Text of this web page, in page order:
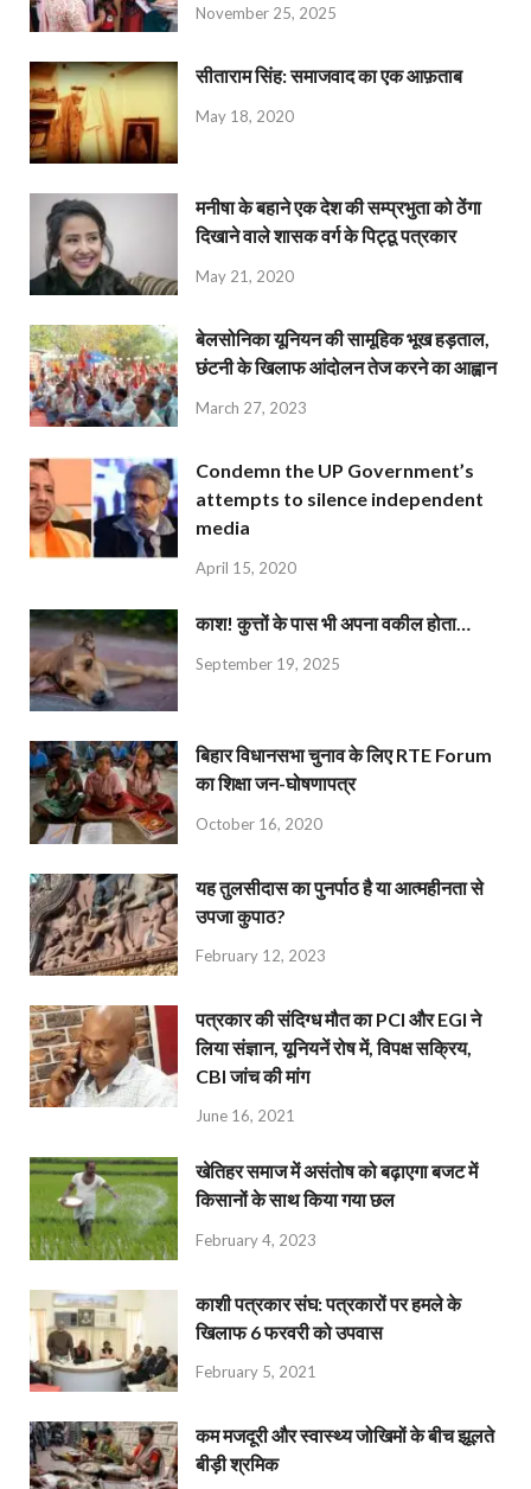
November 25, 2025
सीताराम सिंह: समाजवाद का एक आफ़ताब
May 18, 2020
मनीषा के बहाने एक देश की सम्प्रभुता को ठेंगा
दिखाने वाले शासक वर्ग के पिट्ठू पत्रकार
May 21, 2020
बेलसोनिका यूनियन की सामूहिक भूख हड़ताल,
छंटनी के खिलाफ आंदोलन तेज करने का आह्वान
March 27, 2023
Condemn the UP Government’s
attempts to silence independent
media
April 15, 2020
काश! कुत्तों के पास भी अपना वकील होता…
September 19, 2025
बिहार विधानसभा चुनाव के लिए RTE Forum
का शिक्षा जन-घोषणापत्र
October 16, 2020
यह तुलसीदास का पुनर्पाठ है या आत्महीनता से
उपजा कुपाठ?
February 12, 2023
पत्रकार की संदिग्ध मौत का PCI और EGI ने
लिया संज्ञान, यूनियनें रोष में, विपक्ष सक्रिय,
CBI जांच की मांग
June 16, 2021
खेतिहर समाज में असंतोष को बढ़ाएगा बजट में
किसानों के साथ किया गया छल
February 4, 2023
काशी पत्रकार संघ: पत्रकारों पर हमले के
खिलाफ 6 फरवरी को उपवास
February 5, 2021
कम मजदूरी और स्वास्थ्य जोखिमों के बीच झूलते
बीड़ी श्रमिक